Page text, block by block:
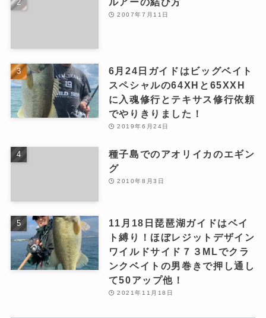
2007年7月11日
6月24日ガイドはビッグベイト
スペシャルの64XHと65XXH
に入魂修行とテキサス修行依頼
でやりきりました！
2019年6月24日
種子島でのアオリイカのエギン
グ
2010年8月3日
11月18日琵琶湖ガイドはベイ
ト縛り！ほぼレジットデザイン
ワイルドサイド７３MLでクラ
ンクベイトの男巻きで押し通し
て50アップ他！
2021年11月18日